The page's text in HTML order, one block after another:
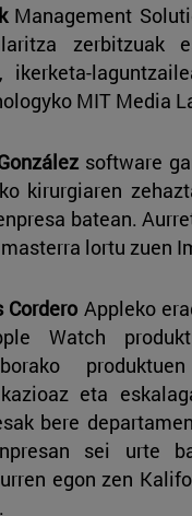
Management
zerbitzuak
ikerketa-
MIT Media
software
kirurgiaren
batean.
lortu zuen
Cordero Appleko
Watch
eta
bere
sei urte
egon zen